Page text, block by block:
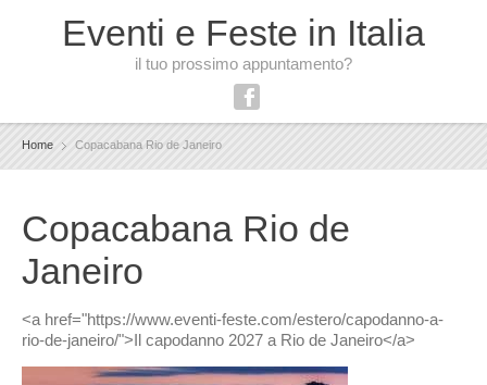
Eventi e Feste in Italia
il tuo prossimo appuntamento?
Home Copacabana Rio de Janeiro
Copacabana Rio de
Janeiro
<a href="https://www.eventi-feste.com/estero/capodanno-a-
rio-de-janeiro/">Il capodanno 2027 a Rio de Janeiro</a>